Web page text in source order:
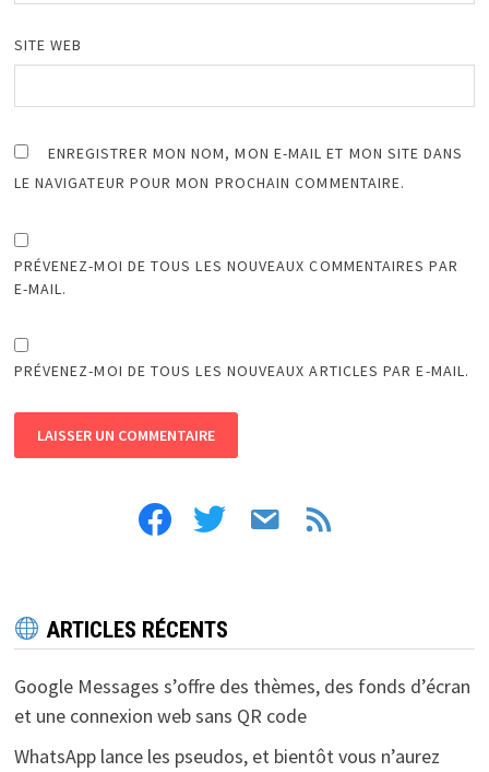
SITE WEB
ENREGISTRER MON NOM, MON E-MAIL ET MON SITE DANS
LE NAVIGATEUR POUR MON PROCHAIN COMMENTAIRE.
PRÉVENEZ-MOI DE TOUS LES NOUVEAUX COMMENTAIRES PAR
E-MAIL.
PRÉVENEZ-MOI DE TOUS LES NOUVEAUX ARTICLES PAR E-MAIL.
facebooktwitter email feed
ARTICLES RÉCENTS
Google Messages s’offre des thèmes, des fonds d’écran
et une connexion web sans QR code
WhatsApp lance les pseudos, et bientôt vous n’aurez